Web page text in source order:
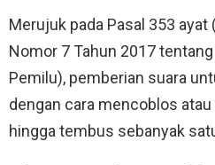
Merujuk pada Pasal 353 ayat
Nomor 7 Tahun 2017
Pemilu), pemberian suara
dengan cara mencoblos
hingga tembus sebanyak